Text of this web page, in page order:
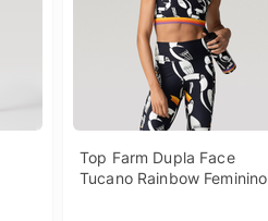
Top Farm Dupla Face
Tucano Rainbow Feminino